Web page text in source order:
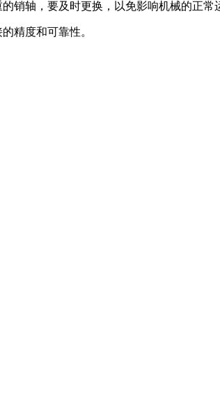
销轴，要及时更换，以免影响机械的正常
精度和可靠性。